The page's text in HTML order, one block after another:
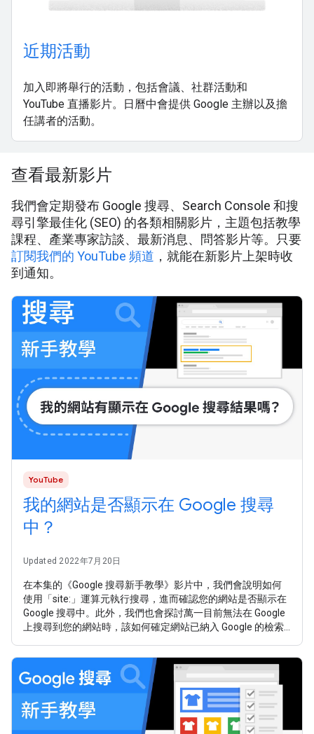
近期活動
加入即將舉行的活動，包括會議、社群活動和
YouTube 直播影片。日曆中會提供 Google 主辦以及擔
任講者的活動。
查看最新影片
我們會定期發布 Google 搜尋、Search Console 和搜
尋引擎最佳化 (SEO) 的各類相關影片，主題包括教學
課程、產業專家訪談、最新消息、問答影片等。只要
訂閱我們的 YouTube 頻道 ，就能在新影片上架時收
到通知。
YouTube
我的網站是否顯示在 Google 搜尋
中？
Updated 2022年7月20日
在本集的《Google 搜尋新手教學》影片中，我們會說明如何
使用「site:」運算元執行搜尋，進而確認您的網站是否顯示在
Google 搜尋中。此外，我們也會探討萬一目前無法在 Google
上搜尋到您的網站時，該如何確定網站已納入 Google 的檢索
Console (與重要性)。 Google 搜尋說明 (《Google 搜尋新手教
學》第 4 集) → https://goo.gle/2PbLrsS 強化網頁搜尋 →